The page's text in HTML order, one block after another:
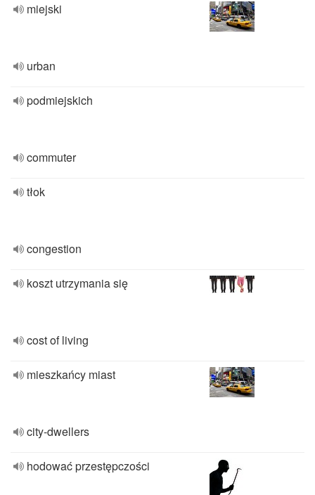
miejski
urban
podmiejskich
commuter
tłok
congestion
koszt utrzymania się
cost of living
mieszkańcy miast
city-dwellers
hodować przestępczości